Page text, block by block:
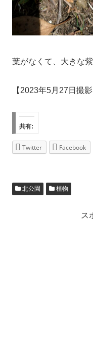
葉がなくて、大きな
【2023年5月27日撮影
共有:
Twitter Facebook
北公園 植物
ス